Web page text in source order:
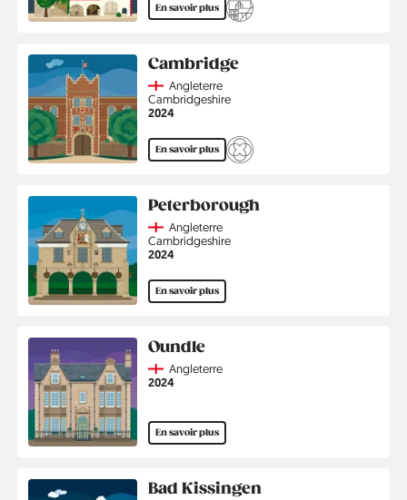
En savoir plus
Cambridge
CountryAngleterre
Région
Cambridgeshire
Année
2024
En savoir plus
Peterborough
CountryAngleterre
Région
Cambridgeshire
Année
2024
En savoir plus
Oundle
CountryAngleterre
Année
2024
En savoir plus
Bad Kissingen